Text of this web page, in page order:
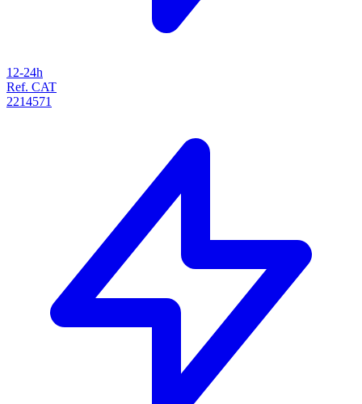
12-24h
Ref. CAT
2214571